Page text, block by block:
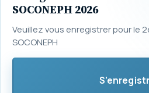
SOCONEPH 2026
Veuillez vous enregistrer pour le
SOCONEPH